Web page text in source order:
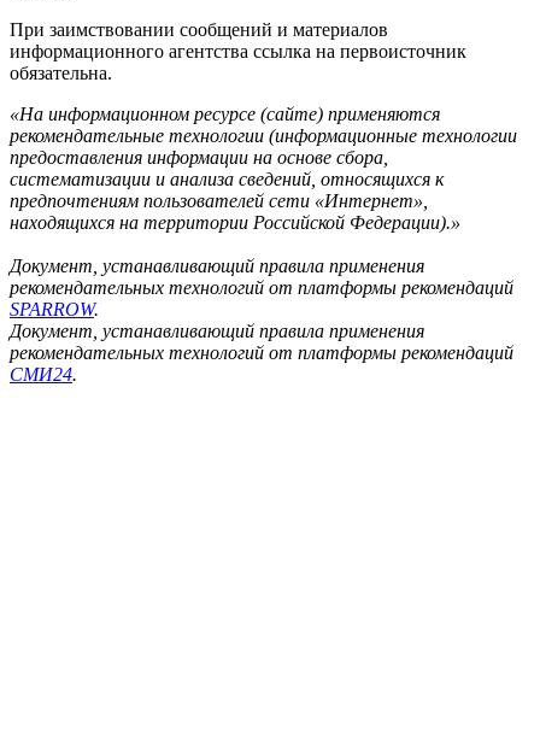
При заимствовании сообщений и материалов
информационного агентства ссылка на первоисточник
обязательна.
«На информационном ресурсе (сайте) применяются
рекомендательные технологии (информационные технологии
предоставления информации на основе сбора,
систематизации и анализа сведений, относящихся к
предпочтениям пользователей сети «Интернет»,
находящихся на территории Российской Федерации).»
Документ, устанавливающий правила применения
рекомендательных технологий от платформы рекомендаций
SPARROW.
Документ, устанавливающий правила применения
рекомендательных технологий от платформы рекомендаций
СМИ24.